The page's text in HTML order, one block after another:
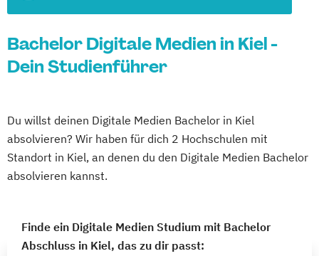
Bachelor Digitale Medien in Kiel -
Dein Studienführer
Du willst deinen Digitale Medien Bachelor in Kiel
absolvieren? Wir haben für dich 2 Hochschulen mit
Standort in Kiel, an denen du den Digitale Medien Bachelor
absolvieren kannst.
Finde ein Digitale Medien Studium mit Bachelor
Abschluss in Kiel, das zu dir passt: